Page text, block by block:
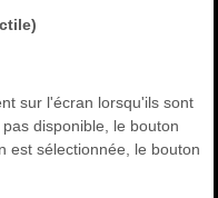
sur l'écran lorsqu'ils sont
disponible, le bouton
est sélectionnée, le bouton